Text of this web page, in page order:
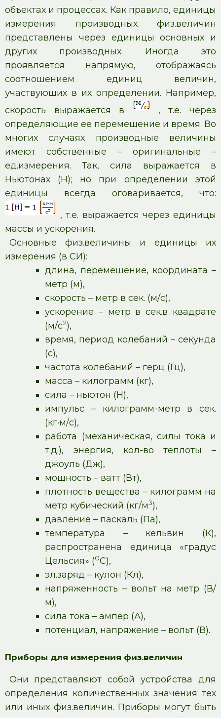
объектах и процессах. Как правило, единицы
измерения производных физ.величин
представлены через единицы основных и
других производных. Иногда это
проявляется напрямую, отображаясь
соотношением единиц величин,
участвующих в их определении. Например,
скорость выражается в
, т.е. через
определяющие ее перемещение и время. Во
многих случаях производные величины
имеют собственные – оригинальные –
ед.измерения. Так, сила выражается в
Ньютонах (Н); но при определении этой
единицы всегда оговаривается, что:
, т.е. выражается через единицы
массы и ускорения.
Основные физ.величины и единицы их
измерения (в СИ):
длина, перемещение, координата –
метр (м),
скорость – метр в сек. (м/с),
ускорение – метр в сек.в квадрате
(м/с2),
время, период колебаний – секунда
(с),
частота колебаний – герц (Гц),
масса – килограмм (кг),
сила – ньютон (Н),
импульс – килограмм-метр в сек.
(кг·м/с),
работа (механическая, силы тока и
т.д.), энергия, кол-во теплоты –
джоуль (Дж),
мощность – ватт (Вт),
плотность вещества – килограмм на
метр кубический (кг/м3),
давление – паскаль (Па),
температура – кельвин (К),
распространена единица «градус
Цельсия» (0С),
эл.заряд – кулон (Кл),
напряженность – вольт на метр (В/
м),
сила тока – ампер (А),
потенциал, напряжение – вольт (В).
Приборы для измерения физ.величин
Они представляют собой устройства для
определения количественных значения тех
или иных физ.величин. Приборы могут быть